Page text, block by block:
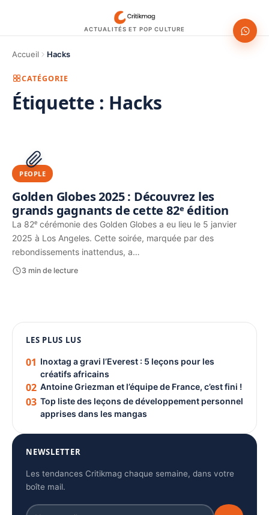
ACTUALITÉS ET POP CULTURE
Accueil Hacks
CATÉGORIE
Étiquette : Hacks
PUBLICITÉ
PEOPLE
Golden Globes 2025 : Découvrez les
grands gagnants de cette 82ᵉ édition
La 82ᵉ cérémonie des Golden Globes a eu lieu le 5 janvier
2025 à Los Angeles. Cette soirée, marquée par des
rebondissements inattendus, a…
3 min de lecture
PUBLICITÉ
LES PLUS LUS
01 Inoxtag a gravi l’Everest : 5 leçons pour les
créatifs africains
02 Antoine Griezman et l’équipe de France, c’est fini !
03 Top liste des leçons de développement personnel
apprises dans les mangas
NEWSLETTER
Les tendances Critikmag chaque semaine, dans votre
boîte mail.